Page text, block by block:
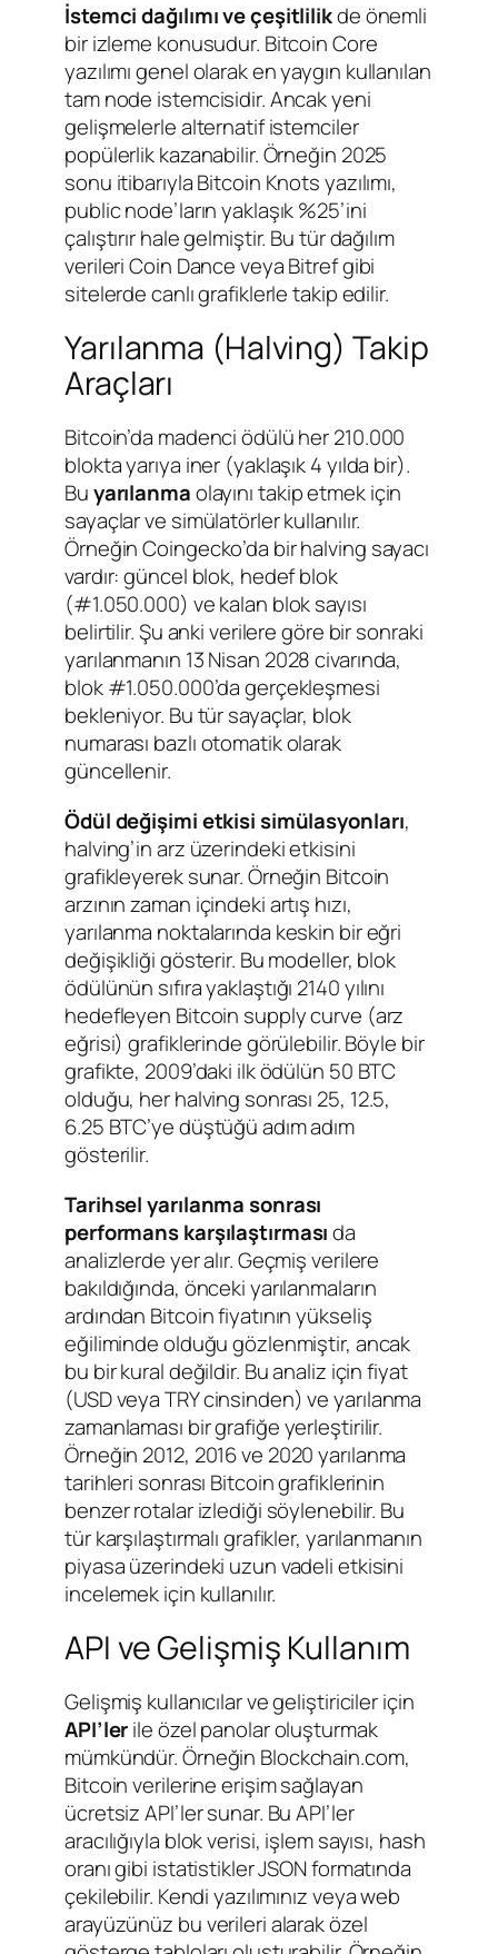
İstemci dağılımı ve çeşitlilikde önemli
bir izleme konusudur. Bitcoin Core
yazılımı genel olarak en yaygın kullanılan
tam node istemcisidir. Ancak yeni
gelişmelerle alternatif istemciler
popülerlik kazanabilir. Örneğin 2025
sonu itibarıyla Bitcoin Knots yazılımı,
public node’ların yaklaşık %25’ini
çalıştırır hale gelmiştir. Bu tür dağılım
verileri Coin Dance veya Bitref gibi
sitelerde canlı grafiklerle takip edilir.
Yarılanma (Halving) Takip
Araçları
Bitcoin’da madenci ödülü her 210.000
blokta yarıya iner (yaklaşık 4 yılda bir).
Buyarılanmaolayını takip etmek için
sayaçlar ve simülatörler kullanılır.
Örneğin Coingecko’da bir halving sayacı
vardır: güncel blok, hedef blok
(#1.050.000) ve kalan blok sayısı
belirtilir. Şu anki verilere göre bir sonraki
yarılanmanın 13 Nisan 2028 civarında,
blok #1.050.000’da gerçekleşmesi
bekleniyor. Bu tür sayaçlar, blok
numarası bazlı otomatik olarak
güncellenir.
Ödül değişimi etkisi simülasyonları,
halving’in arz üzerindeki etkisini
grafikleyerek sunar. Örneğin Bitcoin
arzının zaman içindeki artış hızı,
yarılanma noktalarında keskin bir eğri
değişikliği gösterir. Bu modeller, blok
ödülünün sıfıra yaklaştığı 2140 yılını
hedefleyen Bitcoin supply curve (arz
eğrisi) grafiklerinde görülebilir. Böyle bir
grafikte, 2009’daki ilk ödülün 50 BTC
olduğu, her halving sonrası 25, 12.5,
6.25 BTC’ye düştüğü adım adım
gösterilir.
Tarihsel yarılanma sonrası
performans karşılaştırmasıda
analizlerde yer alır. Geçmiş verilere
bakıldığında, önceki yarılanmaların
ardından Bitcoin fiyatının yükseliş
eğiliminde olduğu gözlenmiştir, ancak
bu bir kural değildir. Bu analiz için fiyat
(USD veya TRY cinsinden) ve yarılanma
zamanlaması bir grafiğe yerleştirilir.
Örneğin 2012, 2016 ve 2020 yarılanma
tarihleri sonrası Bitcoin grafiklerinin
benzer rotalar izlediği söylenebilir. Bu
tür karşılaştırmalı grafikler, yarılanmanın
piyasa üzerindeki uzun vadeli etkisini
incelemek için kullanılır.
API ve Gelişmiş Kullanım
Gelişmiş kullanıcılar ve geliştiriciler için
API’lerile özel panolar oluşturmak
mümkündür. Örneğin Blockchain.com,
Bitcoin verilerine erişim sağlayan
ücretsiz API’ler sunar. Bu API’ler
aracılığıyla blok verisi, işlem sayısı, hash
oranı gibi istatistikler JSON formatında
çekilebilir. Kendi yazılımınız veya web
arayüzünüz bu verileri alarak özel